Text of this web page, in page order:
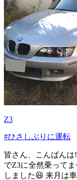
Z3
#ひさしぶりに運転
皆さん、こんばん
でZ3に全然乗って
しました😆 来月は